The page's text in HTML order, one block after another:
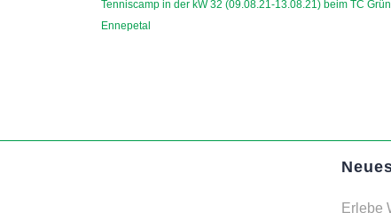
Previous
post:
Tenniscamp in der kW 32 (09.08.21-13.08.21) beim TC
Ennepetal
Erlebe